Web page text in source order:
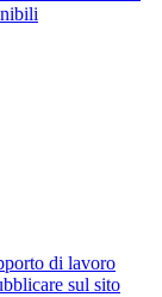
di lavoro
sul sito